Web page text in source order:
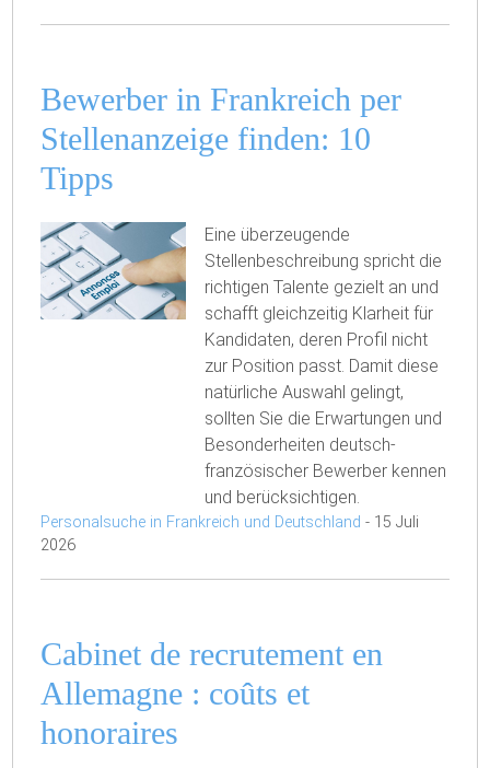
Bewerber in Frankreich per
Stellenanzeige finden: 10
Tipps
Eine überzeugende
Stellenbeschreibung spricht die
richtigen Talente gezielt an und
schafft gleichzeitig Klarheit für
Kandidaten, deren Profil nicht
zur Position passt. Damit diese
natürliche Auswahl gelingt,
sollten Sie die Erwartungen und
Besonderheiten deutsch-
französischer Bewerber kennen
und berücksichtigen.
Personalsuche in Frankreich und Deutschland - 15 Juli
2026
Cabinet de recrutement en
Allemagne : coûts et
honoraires